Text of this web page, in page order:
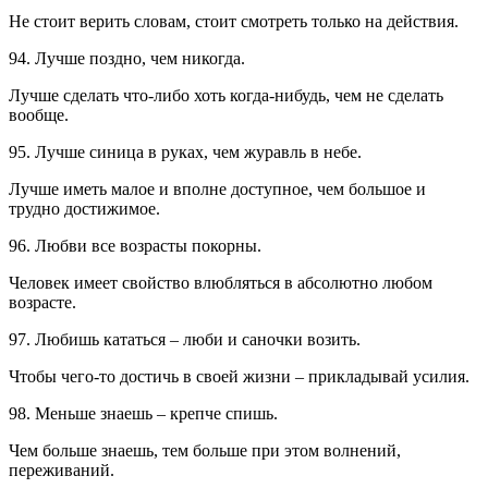
Не стоит верить словам, стоит смотреть только на действия.
94. Лучше поздно, чем никогда.
Лучше сделать что-либо хоть когда-нибудь, чем не сделать
вообще.
95. Лучше синица в руках, чем журавль в небе.
Лучше иметь малое и вполне доступное, чем большое и
трудно достижимое.
96. Любви все возрасты покорны.
Человек имеет свойство влюбляться в абсолютно любом
возрасте.
97. Любишь кататься – люби и саночки возить.
Чтобы чего-то достичь в своей жизни – прикладывай усилия.
98. Меньше знаешь – крепче спишь.
Чем больше знаешь, тем больше при этом волнений,
переживаний.